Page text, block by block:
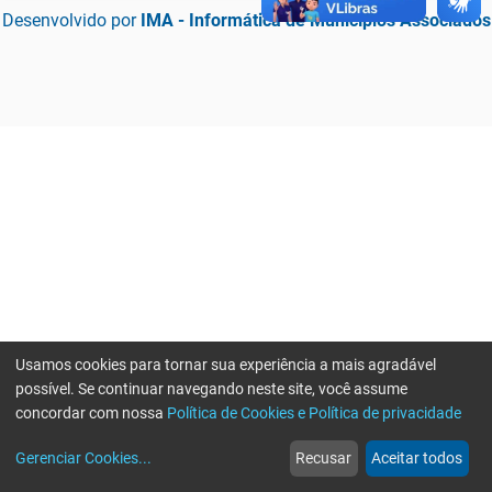
Desenvolvido por IMA - Informática de Municípios Associados
web
Notícias
more_horiz
Mais
Usamos cookies para tornar sua experiência a mais agradável
possível. Se continuar navegando neste site, você assume
concordar com nossa Política de Cookies e Política de privacidade
Gerenciar Cookies... Recusar Aceitar todos
Erro ao enviar informações, por favor tente novamente